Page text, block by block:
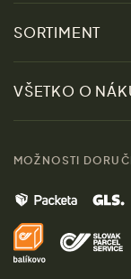
Udržateľnosť
Kontakt
Značky
Pre médiá
SORTIMENT
Zľavy
Ženy
Muži
Domov
Darčeky
VŠETKO O
Doprava a platba
MOŽNOSTI